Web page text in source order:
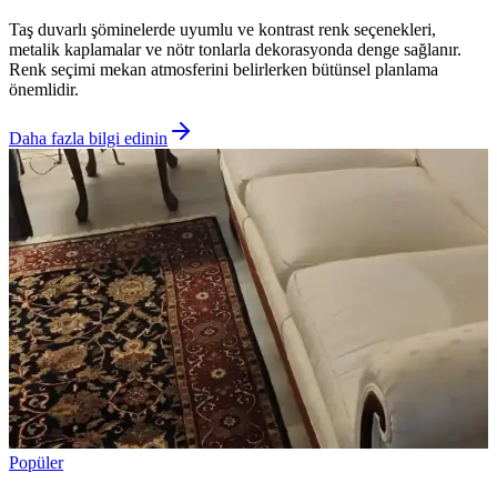
Taş duvarlı şöminelerde uyumlu ve kontrast renk seçenekleri,
metalik kaplamalar ve nötr tonlarla dekorasyonda denge sağlanır.
Renk seçimi mekan atmosferini belirlerken bütünsel planlama
önemlidir.
Daha fazla bilgi edinin
Popüler